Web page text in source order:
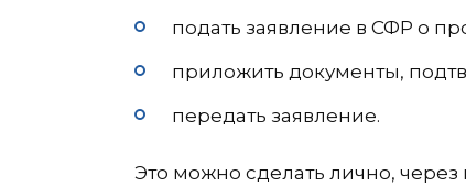
подать заявление в СФР о
приложить документы,
передать заявление.
Это можно сделать лично,